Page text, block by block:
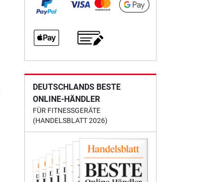
DEUTSCHLANDS BESTE
ONLINE-HÄNDLER
FÜR FITNESSGERÄTE
(HANDELSBLATT 2026)